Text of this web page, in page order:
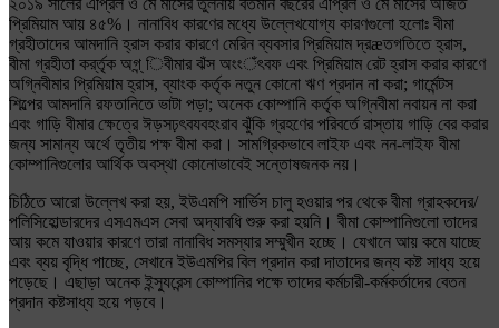
প্রিমিয়াম আয় ৪৫%। নানাবিধ কারণের মধ্যে উল্লেখযোগ্য কারণগুলো হলোঃ বীমা
গ্রহীতাদের আমদানি হ্রাস করার কারণে মেরিন ব্যবসার প্রিমিয়াম দ্রæতগতিতে হ্রাস,
বীমা গ্রহীতা কর্র্তৃক অগ্ন্ িবীমার ঝঁস অংংঁৎবফ এবং প্রিমিয়াম রেট হ্রাস করার কারণে
অগ্নিবীমার প্রিমিয়াম হ্রাস, ব্যাংক কর্তৃক নতুন কোনো ঋণ প্রদান না করা; গার্মেন্টস
শিল্পের আমদানি রফতানিতে ভাটা পড়া; অনেক কোম্পানি কর্তৃক অগ্নিবীমা নবায়ন না করা
এবং গাড়ি বীমার ক্ষেত্রে ঈড়সঢ়ৎবযবহংরাব ঝুঁকি গ্রহণের পরিবর্তে রাস্তায় গাড়ি বের করার
জন্য সামান্য অর্থে তৃতীয় পক্ষ বীমা করা। সামগ্রিকভাবে লাইফ এবং নন-লাইফ বীমা
কোম্পানিগুলোর আর্থিক অবস্থা কোনোভাবেই সন্তোষজনক নয়।
চিঠিতে আরো উল্লেখ করা হয়, ইউএমপি সার্ভিস চালু হওয়ার পর থেকে বীমা গ্রাহকদের/
পলিসিহোল্ডারদের এসএমএস সেবা অদ্যাবধি শুরু করা হয়নি। বীমা কোম্পানিগুলো তাদের
আয় কমে যাওয়ার কারণে তারা নানাবিধ সমস্যার সম্মুখীন হচ্ছে। যেখানে আয় কমে যাচ্ছে
এবং ব্যয় বৃদ্ধি পাচ্ছে, সেখানে ইউএমপির বিল প্রদান করা দাতাদের জন্য কষ্ট সাধ্য হয়ে
পড়েছে। এছাড়া অনেক ইন্স্যুরেন্স কোম্পানির পক্ষে তাদের কর্মচারী-কর্মকর্তাদের বেতন
প্রদান কষ্টসাধ্য হয়ে পড়বে।